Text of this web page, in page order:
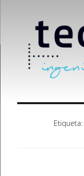
Etiqueta: